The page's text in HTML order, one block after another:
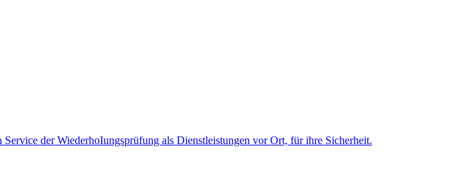
der WiederhoIungsprüfung als Dienstleistungen vor Ort, für ihre Sicherheit.